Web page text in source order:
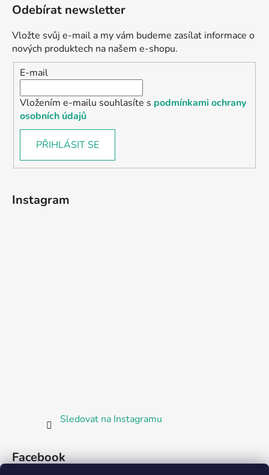
Odebírat newsletter
Vložte svůj e-mail a my vám budeme zasílat informace o
nových produktech na našem e-shopu.
E-mail
Vložením e-mailu souhlasíte s podmínkami ochrany
osobních údajů
PŘIHLÁSIT SE
Instagram
Sledovat na Instagramu
Facebook